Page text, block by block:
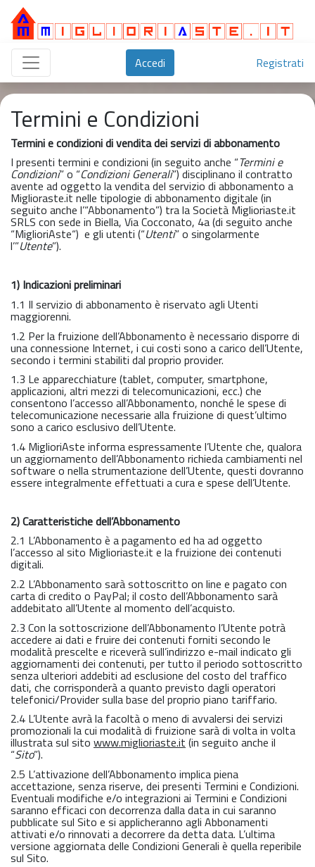
Accedi Registrati
Termini e Condizioni
Termini e condizioni di vendita dei servizi di abbonamento
I presenti termini e condizioni (in seguito anche “Termini e
Condizioni” o “Condizioni Generali”) disciplinano il contratto
avente ad oggetto la vendita del servizio di abbonamento a
Miglioraste.it nelle tipologie di abbonamento digitale (in
seguito anche l’“Abbonamento”) tra la Società Miglioriaste.it
SRLS con sede in Biella, Via Cocconato, 4a (di seguito anche
“MiglioriAste“) e gli utenti (“Utenti” o singolarmente
l’”Utente”).
1) Indicazioni preliminari
1.1 Il servizio di abbonamento è riservato agli Utenti
maggiorenni.
1.2 Per la fruizione dell’Abbonamento è necessario disporre di
una connessione Internet, i cui costi sono a carico dell’Utente,
secondo i termini stabiliti dal proprio provider.
1.3 Le apparecchiature (tablet, computer, smartphone,
applicazioni, altri mezzi di telecomunicazioni, ecc.) che
consentono l’accesso all’Abbonamento, nonché le spese di
telecomunicazione necessarie alla fruizione di quest’ultimo
sono a carico esclusivo dell’Utente.
1.4 MiglioriAste informa espressamente l’Utente che, qualora
un aggiornamento dell’Abbonamento richieda cambiamenti nel
software o nella strumentazione dell’Utente, questi dovranno
essere integralmente effettuati a cura e spese dell’Utente.
2) Caratteristiche dell’Abbonamento
2.1 L’Abbonamento è a pagamento ed ha ad oggetto
l’accesso al sito Miglioriaste.it e la fruizione dei contenuti
digitali.
2.2 L’Abbonamento sarà sottoscritto on line e pagato con
carta di credito o PayPal; il costo dell’Abbonamento sarà
addebitato all’Utente al momento dell’acquisto.
2.3 Con la sottoscrizione dell’Abbonamento l’Utente potrà
accedere ai dati e fruire dei contenuti forniti secondo le
modalità prescelte e riceverà sull’indirizzo e-mail indicato gli
aggiornamenti dei contenuti, per tutto il periodo sottoscritto
senza ulteriori addebiti ad esclusione del costo del traffico
dati, che corrisponderà a quanto previsto dagli operatori
telefonici/Provider sulla base del proprio piano tariffario.
2.4 L’Utente avrà la facoltà o meno di avvalersi dei servizi
promozionali la cui modalità di fruizione sarà di volta in volta
illustrata sul sito www.miglioriaste.it (in seguito anche il
“Sito”).
2.5 L’attivazione dell’Abbonamento implica piena
accettazione, senza riserve, dei presenti Termini e Condizioni.
Eventuali modifiche e/o integrazioni ai Termini e Condizioni
saranno efficaci con decorrenza dalla data in cui saranno
pubblicate sul Sito e si applicheranno agli Abbonamenti
attivati e/o rinnovati a decorrere da detta data. L’ultima
versione aggiornata delle Condizioni Generali è quella reperibile
sul Sito.